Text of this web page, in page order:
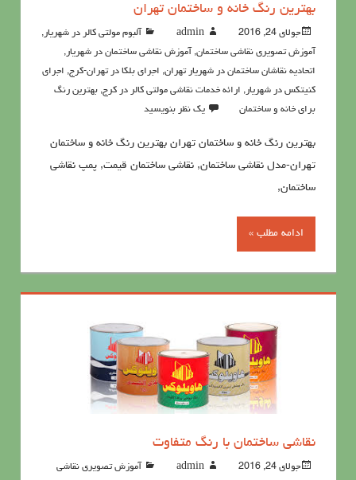
بهترين رنگ خانه و ساختمان تهران
جولای 24, 2016 admin آلبوم مولتی کالر در شهریار,
آموزش تصویری نقاشی ساختمان, آموزش نقاشی ساختمان در شهریار,
اتحادیه نقاشان ساختمان در شهریار تهران, اجرای بلکا در تهران-کرج, اجرای
کنیتکس در شهریار, ارائه خدمات نقاشی مولتی کالر در کرج, بهترين رنگ
براي خانه و ساختمان
یک نظر بنویسید
بهترين رنگ خانه و ساختمان تهران بهترين رنگ خانه و ساختمان
تهران-مدل نقاشی ساختمان, نقاشی ساختمان قیمت, پمپ نقاشی
ساختمان,
ادامه مطلب »
نقاشی ساختمان با رنگ متفاوت
جولای 24, 2016 admin
آموزش تصویری نقاشی